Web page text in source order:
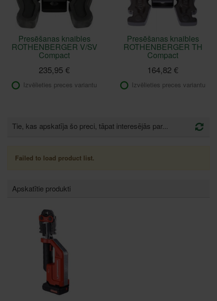
Presēšanas knaibles
ROTHENBERGER V/SV
Compact
235,95 €
Izvēlieties preces variantu
Presēšanas knaibles
ROTHENBERGER TH
Compact
164,82 €
Izvēlieties preces variantu
Tie, kas apskatīja šo preci, tāpat interesējās par...
Failed to load product list.
Apskatītie produkti